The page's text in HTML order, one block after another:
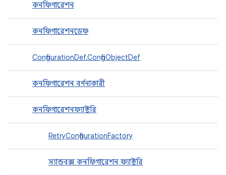
কনফিগারেশন
কনফিগারেশনডেফ
ConfigurationDef.ConfigObjectDef
কনফিগারেশন বর্ণনাকারী
কনফিগারেশনফ্যাক্টরি
RetryConfigurationFactory
স্যান্ডবক্স কনফিগারেশন ফ্যাক্টরি